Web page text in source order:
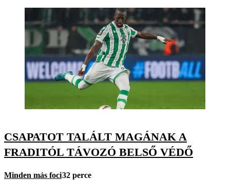
CSAPATOT TALÁLT MAGÁNAK A
FRADITÓL TÁVOZÓ BELSŐ VÉDŐ
Minden más foci32 perce